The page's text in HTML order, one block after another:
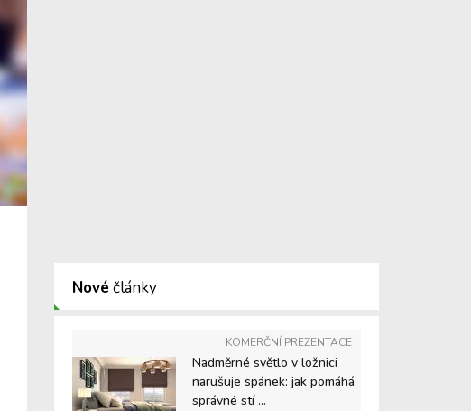
Nové články
KOMERČNÍ PREZENTACE
Nadměrné světlo v ložnici
narušuje spánek: jak pomáhá
správné stí ...